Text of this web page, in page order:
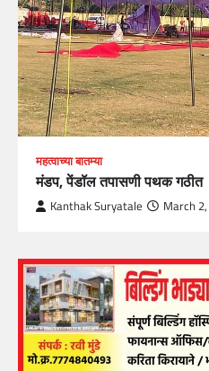
महत्वाच्या बातम्या
मंडप, पेंडॉल तपासणी पथक गठीत
Kanthak Suryatale March